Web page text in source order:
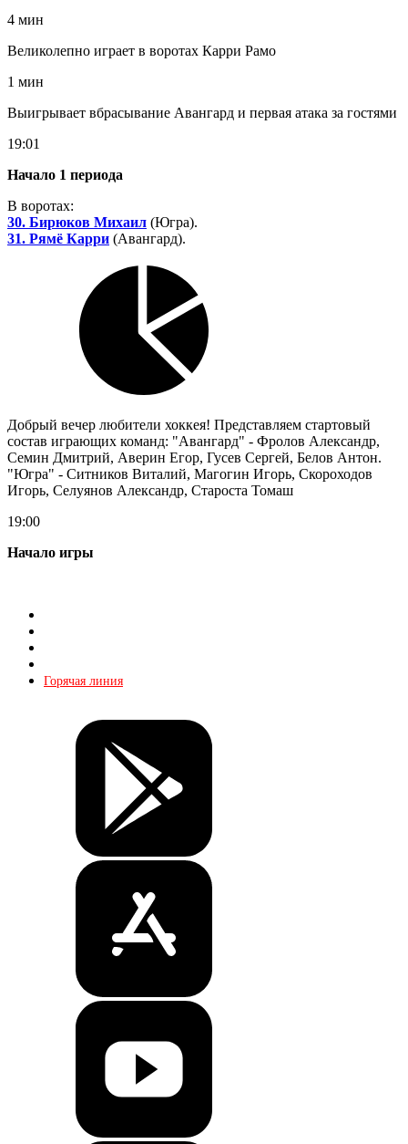
4 мин
Великолепно играет в воротах Карри Рамо
1 мин
Выигрывает вбрасывание Авангард и первая атака за гостями
19:01
Начало 1 периода
В воротах:
30. Бирюков Михаил (Югра).
31. Рямё Карри (Авангард).
Добрый вечер любители хоккея! Представляем стартовый
состав играющих команд: "Авангард" - Фролов Александр,
Семин Дмитрий, Аверин Егор, Гусев Сергей, Белов Антон.
"Югра" - Ситников Виталий, Магогин Игорь, Скороходов
Игорь, Селуянов Александр, Староста Томаш
19:00
Начало игры
Горячая линия